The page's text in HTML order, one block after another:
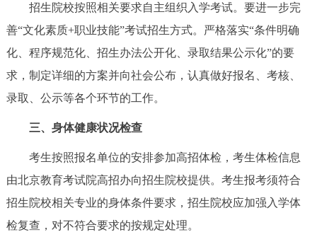
参与调查 在线访谈 图说互动
走进北京
北京概况 十六区概览
多语种
ENGLISH 한국어 日本語
招生院校按照相关要求自主组织入学考试。要进一步完
善“文化素质+职业技能”考试招生方式。严格落实“条件明确
化、程序规范化、招生办法公开化、录取结果公示化”的要
求，制定详细的方案并向社会公布，认真做好报名、考核、
录取、公示等各个环节的工作。
三、身体健康状况检查
考生按照报名单位的安排参加高招体检，考生体检信息
由北京教育考试院高招办向招生院校提供。考生报考须符合
招生院校相关专业的身体条件要求，招生院校应加强入学体
检复查，对不符合要求的按规定处理。